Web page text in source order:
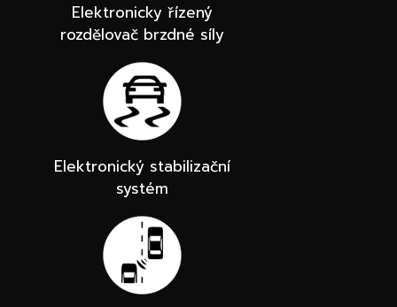
Elektronicky řízený
rozdělovač brzdné síly
Elektronický stabilizační
systém